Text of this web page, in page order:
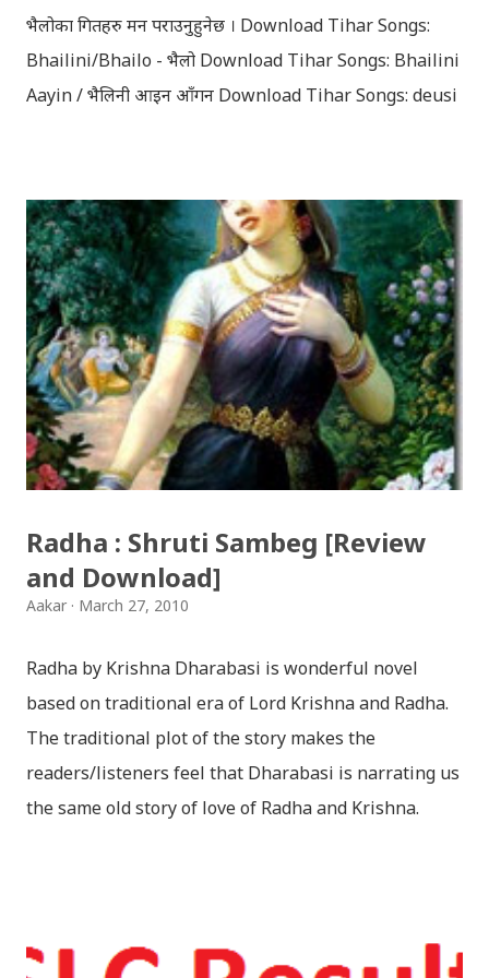
भैलोका गितहरु मन पराउनुहुनेछ । Download Tihar Songs:
Bhailini/Bhailo - भैलो Download Tihar Songs: Bhailini
Aayin / भैलिनी आइन आँगन Download Tihar Songs: deusi
Songs: diyo baali sanjh ko / दियो बाली साँझ को
Download: Tihar Dhun (Deusi,Bhailo)/ तिहार धुन(देउसी
भैलो)- सुरसुधा नोट: यी अपलोड गरिएका गितसंगितहरु व्यावसायिक
प्रायोजनको लागि प्रयोग नगर्न आग्रह गर्दछौँ । इन्टरनेटमा भेटिएका
गितहरुलाई हामीले यहाँ एकै ठाउँमा सजिलोको लागि राखिदिएको मात्र
हौँ । तपाई यदि यी गित संगितको सर्जक हुनुहुन्छ र गित संगित यहाँबाट
हटाउनुपर्ने भए जानकारी गराउनुहोला । फेरी एकपटक शुभ दिपावलीको
हार्दिक मंगलमय शुभकामना व्यक्त गर्दछौँ ।
Radha : Shruti Sambeg [Review
and Download]
Aakar March 27, 2010
Radha by Krishna Dharabasi is wonderful novel
based on traditional era of Lord Krishna and Radha.
The traditional plot of the story makes the
readers/listeners feel that Dharabasi is narrating us
the same old story of love of Radha and Krishna.
amazed while ending it up. Radha and Krishna are